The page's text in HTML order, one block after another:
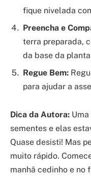
fique nivelada
Preencha e
terra preparada,
da base da
Regue Bem:
para ajudar a
Dica da Autora:
sementes e elas
Quase desisti! Mas
muito rápido.
manhã cedinho e no